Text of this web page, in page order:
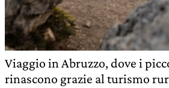
Viaggio in Abruzzo, dove i
rinascono grazie al turismo